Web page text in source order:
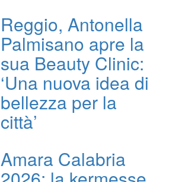
Reggio, Antonella
Palmisano apre la
sua Beauty Clinic:
‘Una nuova idea di
bellezza per la
città’
Amara Calabria